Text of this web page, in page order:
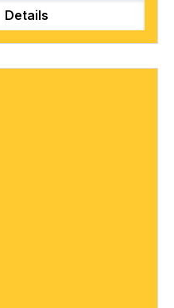
Details